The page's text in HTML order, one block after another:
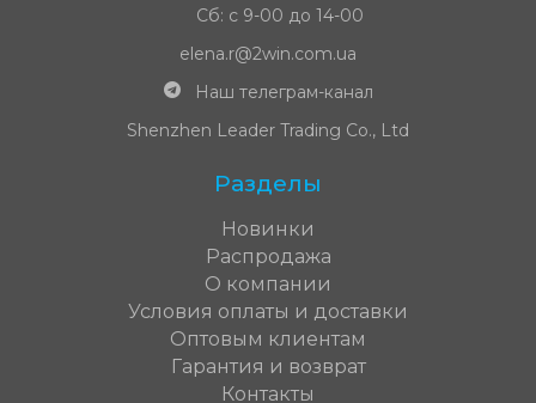
Сб: с 9-00 до 14-00
elena.r@2win.com.ua
Наш телеграм-канал
Shenzhen Leader Trading Co., Ltd
Разделы
Новинки
Распродажа
О компании
Условия оплаты и доставки
Оптовым клиентам
Гарантия и возврат
Контакты